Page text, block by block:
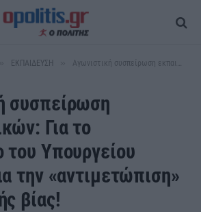
ΕΚΠΑΙΔΕΥΣΗ Αγωνιστική συσπείρωση εκπαιδευτικών: Για το νομοσχέδιο του Υπουργείου Παιδείας για την «αντιμετώπιση» της σχολικής βίας!
συσπείρωση
Για το
του Υπουργείου
την «αντιμετώπιση»
βίας!